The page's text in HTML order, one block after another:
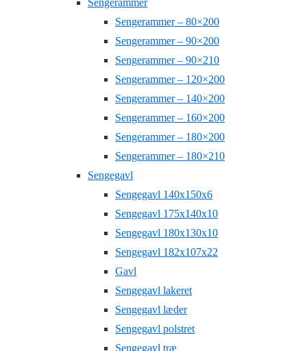
Sengerammer
Sengerammer – 80×200
Sengerammer – 90×200
Sengerammer – 90×210
Sengerammer – 120×200
Sengerammer – 140×200
Sengerammer – 160×200
Sengerammer – 180×200
Sengerammer – 180×210
Sengegavl
Sengegavl 140x150x6
Sengegavl 175x140x10
Sengegavl 180x130x10
Sengegavl 182x107x22
Gavl
Sengegavl lakeret
Sengegavl læder
Sengegavl polstret
Sengegavl træ